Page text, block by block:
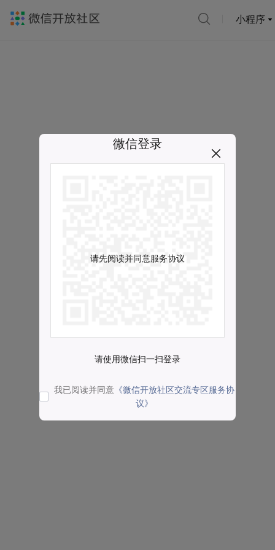
小程序
微信登录
请先阅读并同意服务协议
请使用微信扫一扫登录
我已阅读并同意 《微信开放社区交流专区服务协
议》